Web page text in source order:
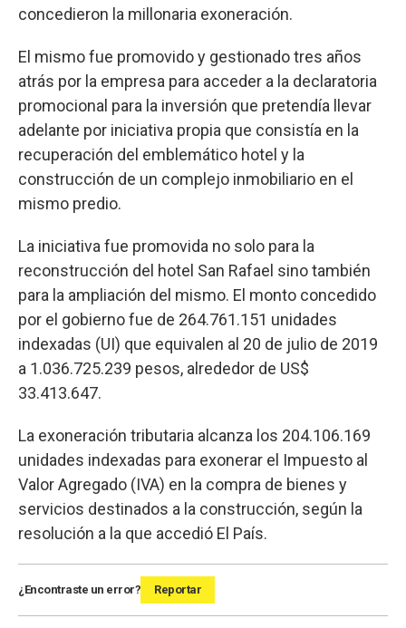
concedieron la millonaria exoneración.
El mismo fue promovido y gestionado tres años
atrás por la empresa para acceder a la declaratoria
promocional para la inversión que pretendía llevar
adelante por iniciativa propia que consistía en la
recuperación del emblemático hotel y la
construcción de un complejo inmobiliario en el
mismo predio.
La iniciativa fue promovida no solo para la
reconstrucción del hotel San Rafael sino también
para la ampliación del mismo. El monto concedido
por el gobierno fue de 264.761.151 unidades
indexadas (UI) que equivalen al 20 de julio de 2019
a 1.036.725.239 pesos, alrededor de US$
33.413.647.
La exoneración tributaria alcanza los 204.106.169
unidades indexadas para exonerar el Impuesto al
Valor Agregado (IVA) en la compra de bienes y
servicios destinados a la construcción, según la
resolución a la que accedió El País.
¿Encontraste un error? Reportar